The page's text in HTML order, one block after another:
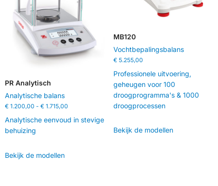
PR Analytisch
Analytische balans
€ 1.200,00 - € 1.715,00
Analytische eenvoud in stevige
behuizing
Bekijk de modellen
MB120
Vochtbepalingsbalans
€5.255,00
Professionele uitvoering,
geheugen voor 100
droogprogramma's & 1000
droogprocessen
Bekijk de modellen